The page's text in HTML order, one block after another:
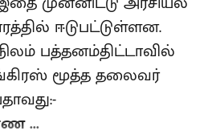
ஈடுபட்டுள்ளன.
பத்தனம்திட்டாவில்
மூத்த தலைவர்
...